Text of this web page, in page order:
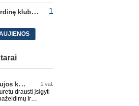
Oficialu: „Leeds“ už rekordinę klubui sumą įsigijo Anglijos rinktinės vartininką 1
Rodri apsisprendė dėl naujos komandos 1 val.
drausti įsigyti
ir